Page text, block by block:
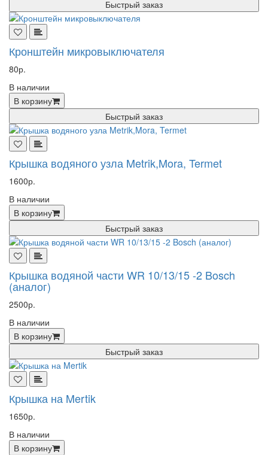
Быстрый заказ
Кронштейн микровыключателя
80р.
В наличии
В корзину
Быстрый заказ
Крышка водяного узла Metrik,Mora, Termet
1600р.
В наличии
В корзину
Быстрый заказ
Крышка водяной части WR 10/13/15 -2 Bosch
(аналог)
2500р.
В наличии
В корзину
Быстрый заказ
Крышка на Mertik
1650р.
В наличии
В корзину